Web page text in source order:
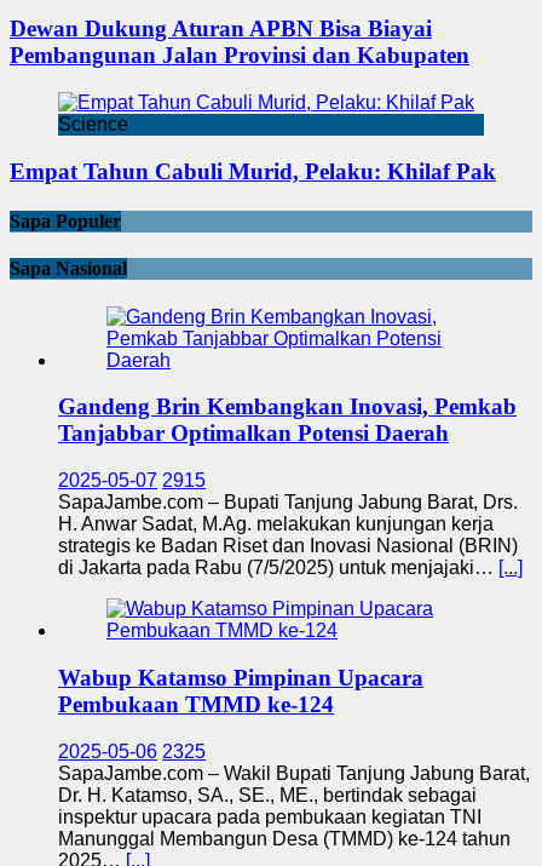
Dewan Dukung Aturan APBN Bisa Biayai
Pembangunan Jalan Provinsi dan Kabupaten
Science
Empat Tahun Cabuli Murid, Pelaku: Khilaf Pak
Sapa Populer
Sapa Nasional
Gandeng Brin Kembangkan Inovasi, Pemkab
Tanjabbar Optimalkan Potensi Daerah
2025-05-07 2915
SapaJambe.com – Bupati Tanjung Jabung Barat, Drs.
H. Anwar Sadat, M.Ag. melakukan kunjungan kerja
strategis ke Badan Riset dan Inovasi Nasional (BRIN)
di Jakarta pada Rabu (7/5/2025) untuk menjajaki… [...]
Wabup Katamso Pimpinan Upacara
Pembukaan TMMD ke-124
2025-05-06 2325
SapaJambe.com – Wakil Bupati Tanjung Jabung Barat,
Dr. H. Katamso, SA., SE., ME., bertindak sebagai
inspektur upacara pada pembukaan kegiatan TNI
Manunggal Membangun Desa (TMMD) ke-124 tahun
2025… [...]